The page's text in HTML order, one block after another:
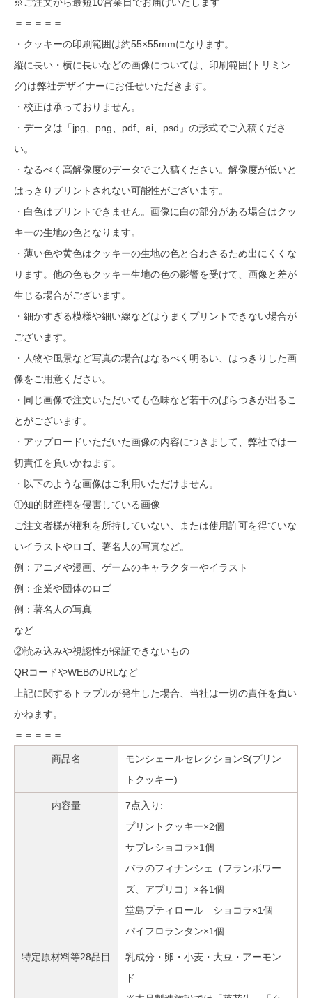
＝＝＝＝＝
・クッキーの印刷範囲は約55×55mmになります。
縦に長い・横に長いなどの画像については、印刷範囲(トリミン
グ)は弊社デザイナーにお任せいただきます。
・校正は承っておりません。
・データは「jpg、png、pdf、ai、psd」の形式でご入稿くださ
い。
・なるべく高解像度のデータでご入稿ください。解像度が低いと
はっきりプリントされない可能性がございます。
・白色はプリントできません。画像に白の部分がある場合はクッ
キーの生地の色となります。
・薄い色や黄色はクッキーの生地の色と合わさるため出にくくな
ります。他の色もクッキー生地の色の影響を受けて、画像と差が
生じる場合がございます。
・細かすぎる模様や細い線などはうまくプリントできない場合が
ございます。
・人物や風景など写真の場合はなるべく明るい、はっきりした画
像をご用意ください。
・同じ画像で注文いただいても色味など若干のばらつきが出るこ
とがございます。
・アップロードいただいた画像の内容につきまして、弊社では一
切責任を負いかねます。
・以下のような画像はご利用いただけません。
①知的財産権を侵害している画像
ご注文者様が権利を所持していない、または使用許可を得ていな
いイラストやロゴ、著名人の写真など。
例：アニメや漫画、ゲームのキャラクターやイラスト
例：企業や団体のロゴ
例：著名人の写真
など
②読み込みや視認性が保証できないもの
QRコードやWEBのURLなど
上記に関するトラブルが発生した場合、当社は一切の責任を負い
かねます。
＝＝＝＝＝
商品名
モンシェールセレクションS(プリン
トクッキー)
内容量
7点入り:
プリントクッキー×2個
サブレショコラ×1個
バラのフィナンシェ（フランボワー
ズ、アプリコ）×各1個
堂島プティロール ショコラ×1個
パイフロランタン×1個
特定原材料等28品目
乳成分・卵・小麦・大豆・アーモン
ド